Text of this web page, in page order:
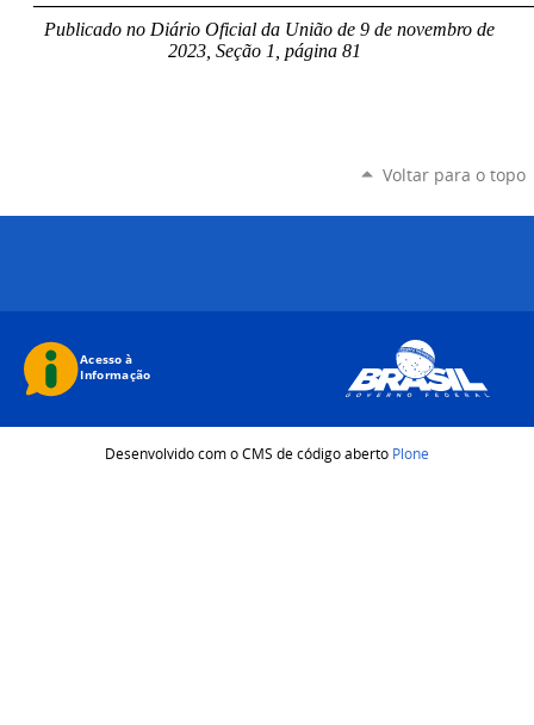
Publicado no Diário Oficial da União de 9 de novembro de
2023, Seção 1, página 81
Voltar para o topo
Desenvolvido com o CMS de código aberto Plone